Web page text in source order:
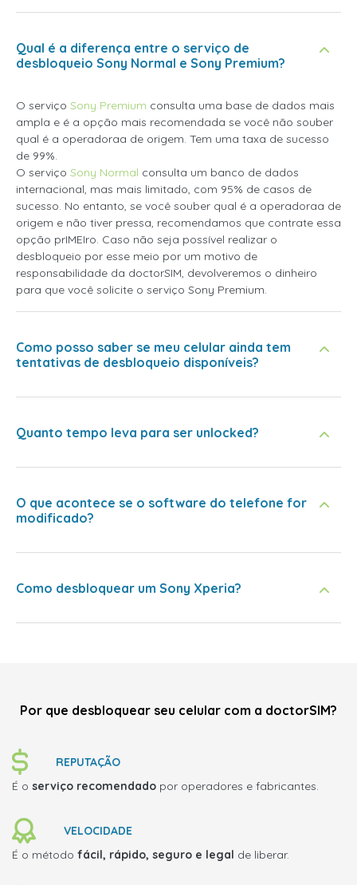
Qual é a diferença entre o serviço de
desbloqueio Sony Normal e Sony Premium?
O serviço Sony Premium consulta uma base de dados mais
ampla e é a opção mais recomendada se você não souber
qual é a operadoraa de origem. Tem uma taxa de sucesso
de 99%.
O serviço Sony Normal consulta um banco de dados
internacional, mas mais limitado, com 95% de casos de
sucesso. No entanto, se você souber qual é a operadoraa de
origem e não tiver pressa, recomendamos que contrate essa
opção prIMEIro. Caso não seja possível realizar o
desbloqueio por esse meio por um motivo de
responsabilidade da doctorSIM, devolveremos o dinheiro
para que você solicite o serviço Sony Premium.
Como posso saber se meu celular ainda tem
tentativas de desbloqueio disponíveis?
Quanto tempo leva para ser unlocked?
O que acontece se o software do telefone for
modificado?
Como desbloquear um Sony Xperia?
Por que desbloquear seu celular com a doctorSIM?
REPUTAÇÃO
É o serviço recomendado por operadores e fabricantes.
VELOCIDADE
É o método fácil, rápido, seguro e legal de liberar.